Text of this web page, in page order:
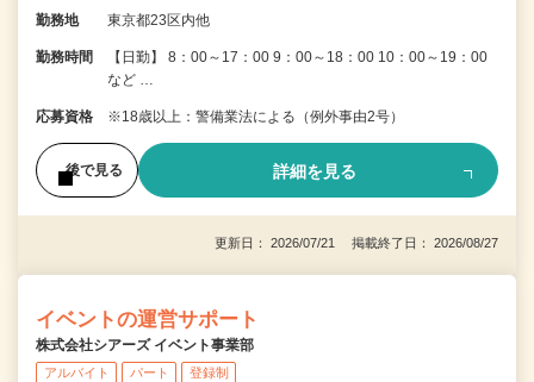
勤務地 東京都23区内他
勤務時間
【日勤】 8：00～17：00 9：00～18：00 10：00～19：00
など …
応募資格 ※18歳以上：警備業法による（例外事由2号）
後で見る 詳細を見る
更新日： 2026/07/21 掲載終了日： 2026/08/27
イベントの運営サポート
株式会社シアーズ イベント事業部
アルバイト パート 登録制